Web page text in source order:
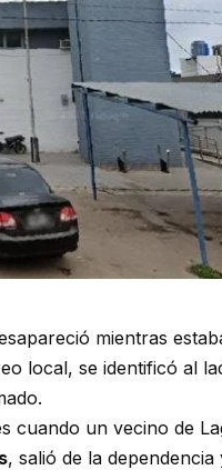
mientras
local, se identificó al
cuando un vecino de
, salió de la